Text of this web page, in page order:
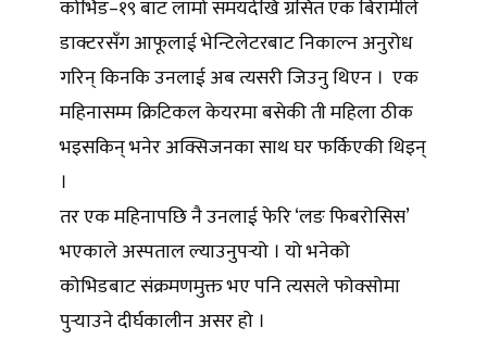
कोभिड–१९ बाट लामो समयदेखि ग्रसित एक बिरामीले
डाक्टरसँग आफूलाई भेन्टिलेटरबाट निकाल्न अनुरोध
गरिन् किनकि उनलाई अब त्यसरी जिउनु थिएन । एक
महिनासम्म क्रिटिकल केयरमा बसेकी ती महिला ठीक
भइसकिन् भनेर अक्सिजनका साथ घर फर्किएकी थिइन्
।
तर एक महिनापछि नै उनलाई फेरि ‘लङ फिबरोसिस’
भएकाले अस्पताल ल्याउनुपर्‍यो । यो भनेको
कोभिडबाट संक्रमणमुक्त भए पनि त्यसले फोक्सोमा
पुर्‍याउने दीर्घकालीन असर हो ।